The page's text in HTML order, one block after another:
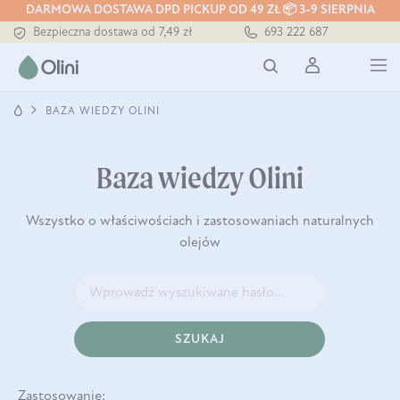
DARMOWA DOSTAWA DPD PICKUP OD 49 ZŁ 📦 3-9 SIERPNIA
Bezpieczna dostawa od 7,49 zł
Darmowa dostawa od 199 zł
Tłoczony zawsze na zimno
693 222 687
BAZA WIEDZY OLINI
Baza wiedzy Olini
Wszystko o właściwościach i zastosowaniach naturalnych
olejów
SZUKAJ
Zastosowanie: